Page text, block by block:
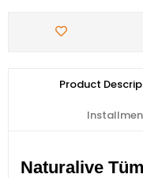
Product
Naturalive